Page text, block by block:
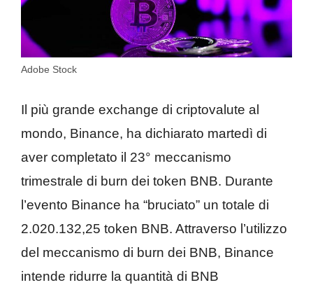
Adobe Stock
Il più grande exchange di criptovalute al
mondo, Binance, ha dichiarato martedì di
aver completato il 23° meccanismo
trimestrale di burn dei token BNB. Durante
l’evento Binance ha “bruciato” un totale di
2.020.132,25 token BNB. Attraverso l’utilizzo
del meccanismo di burn dei BNB, Binance
intende ridurre la quantità di BNB